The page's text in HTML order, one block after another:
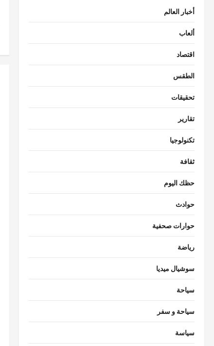
أخبار العالم
ألعاب
اقتصاد
الطقس
تحقيقات
تقارير
تكنولوجيا
ثقافة
حظك اليوم
حوادث
حوارات صحفية
رياضة
سوشيال ميديا
سياحة
سياحة و سفر
سياسة